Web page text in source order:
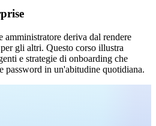
deriva dal rendere
gli altri. Questo corso illustra
e strategie di onboarding che
password in un'abitudine quotidiana.